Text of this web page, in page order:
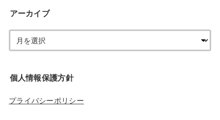
アーカイブ
個人情報保護方針
プライバシーポリシー